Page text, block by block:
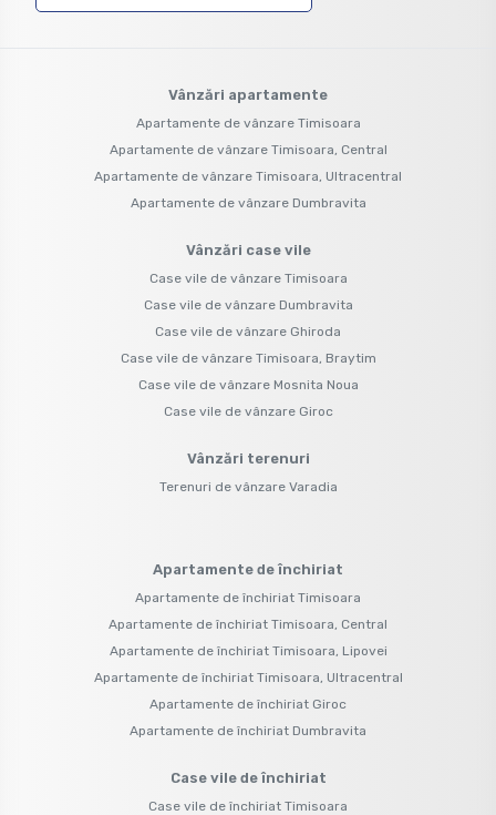
Vânzări apartamente
Apartamente de vânzare Timisoara
Apartamente de vânzare Timisoara, Central
Apartamente de vânzare Timisoara, Ultracentral
Apartamente de vânzare Dumbravita
Vânzări case vile
Case vile de vânzare Timisoara
Case vile de vânzare Dumbravita
Case vile de vânzare Ghiroda
Case vile de vânzare Timisoara, Braytim
Case vile de vânzare Mosnita Noua
Case vile de vânzare Giroc
Vânzări terenuri
Terenuri de vânzare Varadia
Apartamente de închiriat
Apartamente de închiriat Timisoara
Apartamente de închiriat Timisoara, Central
Apartamente de închiriat Timisoara, Lipovei
Apartamente de închiriat Timisoara, Ultracentral
Apartamente de închiriat Giroc
Apartamente de închiriat Dumbravita
Case vile de închiriat
Case vile de închiriat Timisoara